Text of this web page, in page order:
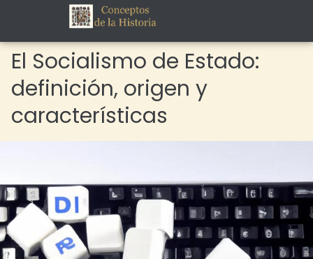
El Socialismo de Estado:
definición, origen y
características